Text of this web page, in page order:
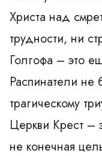
Христа над
трудности, ни
Голгофа – это
Распинатели не
трагическому
Церкви Крест –
не конечная